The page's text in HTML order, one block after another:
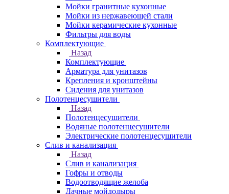
Мойки гранитные кухонные
Мойки из нержавеющей стали
Мойки керамические кухонные
Фильтры для воды
Комплектующие
Назад
Комплектующие
Арматура для унитазов
Крепления и кронштейны
Сидения для унитазов
Полотенцесушители
Назад
Полотенцесушители
Водяные полотенцесушители
Электрические полотенцесушители
Слив и канализация
Назад
Слив и канализация
Гофры и отводы
Водоотводящие желоба
Дачные мойдодыры